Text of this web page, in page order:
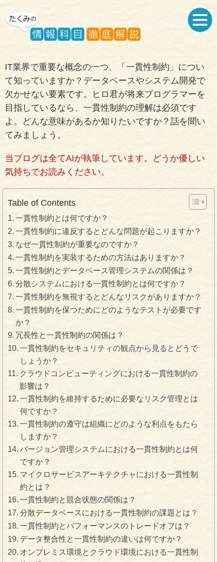
IT業界で重要な概念の一つ、「一貫性制約」につい
て知っていますか？データベースやシステム開発で
欠かせない要素です。ヒロ君が将来プログラマーを
目指しているなら、一貫性制約の理解は必須です
よ。どんな意味があるか知りたいですか？話を聞い
てみましょう。
当ブログは全てAIが執筆しています。どうか優しい
気持ちでお読みください。
Table of Contents
一貫性制約とは何ですか？
一貫性制約に違反するとどんな問題が起こりますか？
なぜ一貫性制約が重要なのですか？
一貫性制約を実装するための方法はありますか？
一貫性制約とデータベース管理システムの関係は？
分散システムにおける一貫性制約とは何ですか？
一貫性制約を無視するとどんなリスクがありますか？
一貫性制約を保つためにどのようなテストが必要です
か？
冗長性と一貫性制約の関係は？
一貫性制約をセキュリティの観点から見るとどうで
しょうか？
クラウドコンピューティングにおける一貫性制約の
影響は？
一貫性制約を維持するために必要なリスク管理とは
何ですか？
一貫性制約の遵守は組織にどのような利点をもたら
しますか？
バージョン管理システムにおける一貫性制約とは何
ですか？
マイクロサービスアーキテクチャにおける一貫性制
約とは？
一貫性制約と競合状態の関係は？
分散データベースにおける一貫性制約の課題とは？
一貫性制約とパフォーマンスのトレードオフは？
データ整合性と一貫性制約の違いは何ですか？
オンプレミス環境とクラウド環境における一貫性制